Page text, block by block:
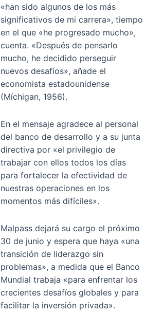
«han sido algunos de los más
significativos de mi carrera», tiempo
en el que «he progresado mucho»,
cuenta. «Después de pensarlo
mucho, he decidido perseguir
nuevos desafíos», añade el
economista estadounidense
(Míchigan, 1956).
En el mensaje agradece al personal
del banco de desarrollo y a su junta
directiva por «el privilegio de
trabajar con ellos todos los días
para fortalecer la efectividad de
nuestras operaciones en los
momentos más difíciles».
Malpass dejará su cargo el próximo
30 de junio y espera que haya «una
transición de liderazgo sin
problemas», a medida que el Banco
Mundial trabaja «para enfrentar los
crecientes desafíos globales y para
facilitar la inversión privada».